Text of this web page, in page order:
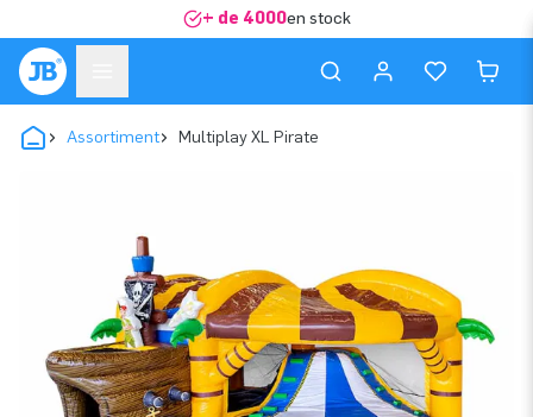
+ de 4000en stock
Assortiment Multiplay XL Pirate